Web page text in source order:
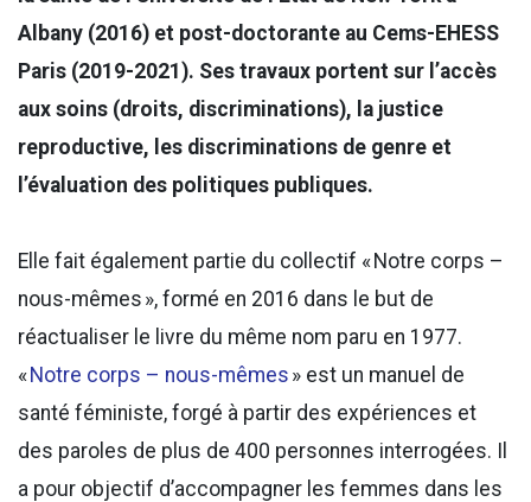
Albany (2016) et post-doctorante au Cems-EHESS
Paris (2019-2021). Ses travaux portent sur l’accès
aux soins (droits, discriminations), la justice
reproductive, les discriminations de genre et
l’évaluation des politiques publiques.
Elle fait également partie du collectif « Notre corps –
nous-mêmes », formé en 2016 dans le but de
réactualiser le livre du même nom paru en 1977.
« Notre corps – nous-mêmes » est un manuel de
santé féministe, forgé à partir des expériences et
des paroles de plus de 400 personnes interrogées. Il
a pour objectif d’accompagner les femmes dans les